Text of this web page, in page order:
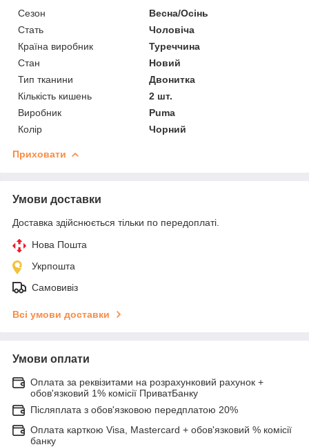
Сезон
Весна/Осінь
Стать
Чоловіча
Країна виробник
Туреччина
Стан
Новий
Тип тканини
Двонитка
Кількість кишень
2 шт.
Виробник
Puma
Колір
Чорний
Приховати
Умови доставки
Доставка здійснюється тільки по передоплаті.
Нова Пошта
Укрпошта
Самовивіз
Всі умови доставки
Умови оплати
Оплата за реквізитами на розрахунковий рахунок +
обов'язковий 1% комісії ПриватБанку
Післяплата з обов'язковою передплатою 20%
Оплата карткою Visa, Mastercard + обов'язковий % комісії
банку